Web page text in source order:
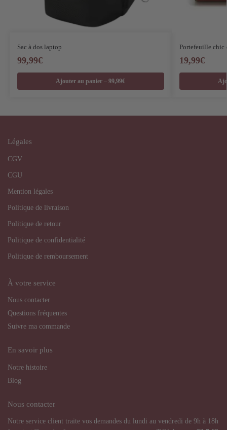
Sac à dos laptop
99,99€
Ajouter au panier – 99,99€
Portefeuille chic
19,99€
Légales
CGV
CGU
Mention légales
Politique de livraison
Politique de retour
Politique de confidentialité
Politique de remboursement
À votre service
Nous contacter
Questions fréquentes
Suivre ma commande
En savoir plus
Notre histoire
Blog
Nous contacter
Notre service client traite vos demandes du lundi au vendredi de 9h à 18h